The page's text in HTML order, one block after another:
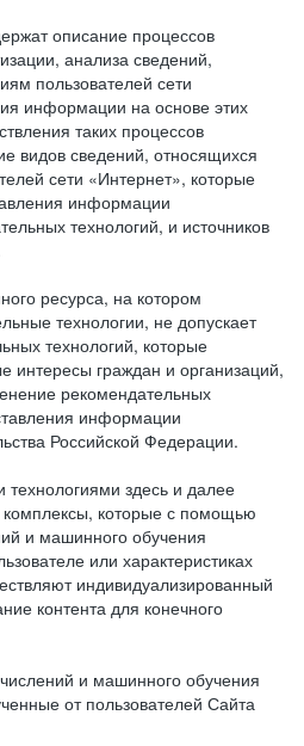
описание процессов
анализа сведений,
пользователей сети
информации на основе этих
таких процессов
видов сведений, относящихся
сети «Интернет», которые
информации
технологий, и источников
ресурса, на котором
технологии, не допускает
технологий, которые
интересы граждан и организаций,
рекомендательных
информации
Российской Федерации.
здесь и далее
которые с помощью
и машинного обучения
или характеристиках
индивидуализированный
контента для конечного
и машинного обучения
от пользователей Сайта